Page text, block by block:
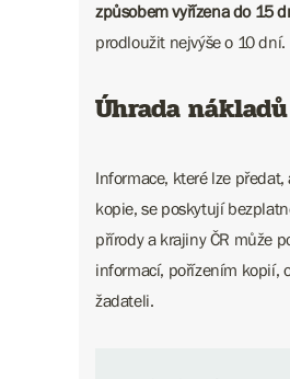
způsobem vyřízena do 15
prodloužit nejvýše o 10 dní.
Úhrada nákladů
Informace, které lze
kopie, se poskytují
přírody a krajiny ČR může
informací, pořízením kopií,
žadateli.